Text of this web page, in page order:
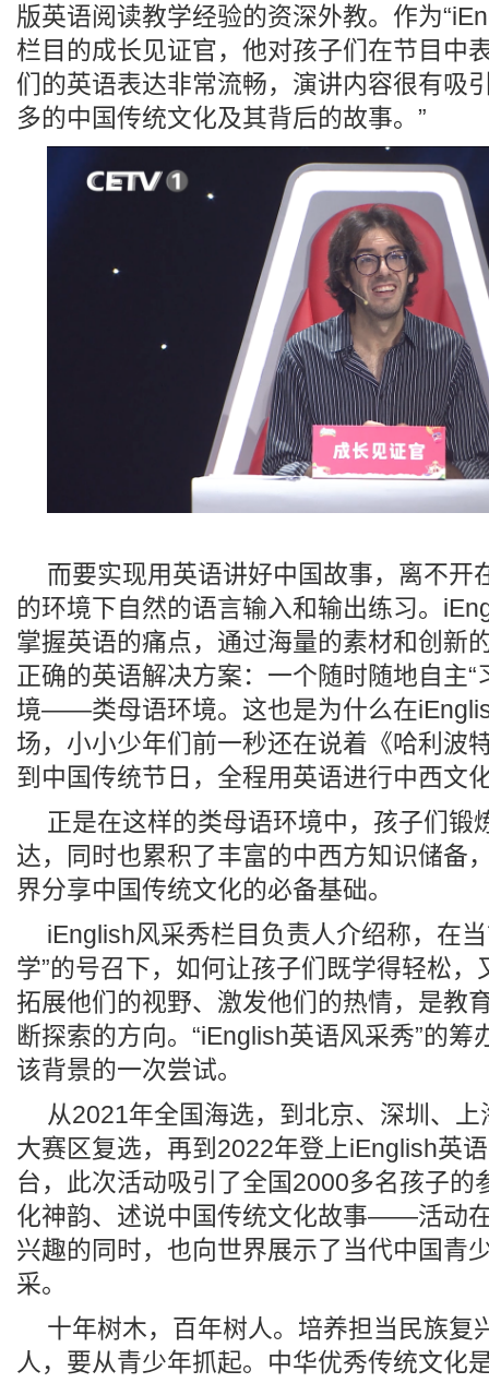
版英语阅读教学经验的资深外教。作为
栏目的成长见证官，他对孩子们在节目中
们的英语表达非常流畅，演讲内容很有吸
多的中国传统文化及其背后的故事。”
而要实现用英语讲好中国故事，离不开
的环境下自然的语言输入和输出练习。
掌握英语的痛点，通过海量的素材和创新
正确的英语解决方案：一个随时随地自主“
境——类母语环境。这也是为什么在
场，小小少年们前一秒还在说着《哈利波
到中国传统节日，全程用英语进行中西文
正是在这样的类母语环境中，孩子们锻
达，同时也累积了丰富的中西方知识储备
界分享中国传统文化的必备基础。
iEnglish风采秀栏目负责人介绍称，在
学”的号召下，如何让孩子们既学得轻松，
拓展他们的视野、激发他们的热情，是教
断探索的方向。“iEnglish英语风采秀”的筹
该背景的一次尝试。
从2021年全国海选，到北京、深圳、
大赛区复选，再到2022年登上iEnglish英
台，此次活动吸引了全国2000多名孩子的
化神韵、述说中国传统文化故事——活动
兴趣的同时，也向世界展示了当代中国青
采。
十年树木，百年树人。培养担当民族复
人，要从青少年抓起。中华优秀传统文化